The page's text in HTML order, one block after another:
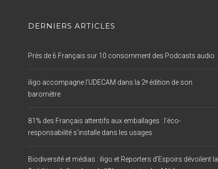
DERNIERS ARTICLES
Près de 6 Français sur 10 consomment des Podcasts audio
iligo accompagne l’UDECAM dans la 2ᵉ édition de son
baromètre
81% des Français attentifs aux emballages : l’éco-
responsabilité s’installe dans les usages
Biodiversité et médias : iligo et Reporters d’Espoirs dévoilent la